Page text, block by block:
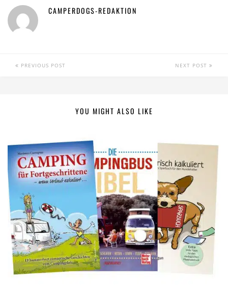
CAMPERDOGS-REDAKTION
PREVIOUS POST NEXT POST
YOU MIGHT ALSO LIKE